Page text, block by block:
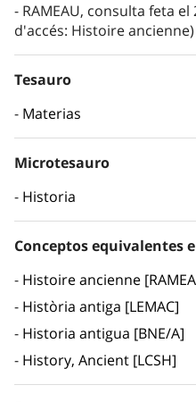
RAMEAU, consulta feta
d'accés: Histoire ancienne)
Tesauro
Materias
Microtesauro
Historia
Conceptos equivalentes
Histoire ancienne
Història antiga [LEMAC]
Historia antigua [BNE/A]
History, Ancient [LCSH]